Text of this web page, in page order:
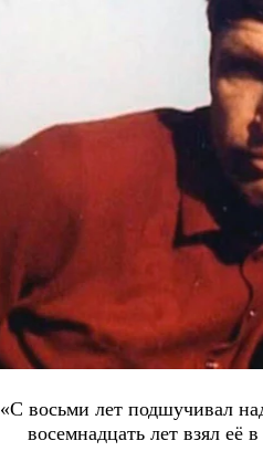
«С восьми лет подшучивал
восемнадцать лет взял